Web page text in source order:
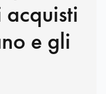
acquisti
e gli